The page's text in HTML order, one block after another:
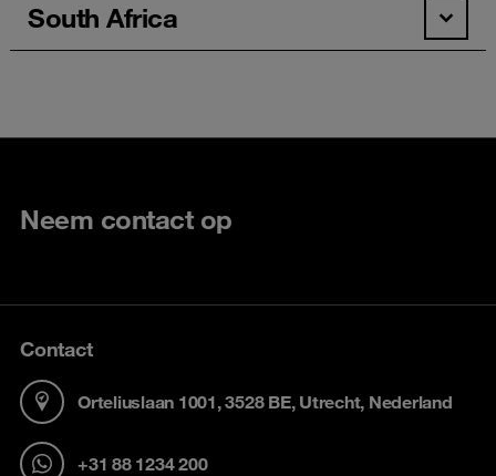
South Africa
Neem contact op
Contact
Orteliuslaan 1001, 3528 BE, Utrecht, Nederland
+31 88 1234 200